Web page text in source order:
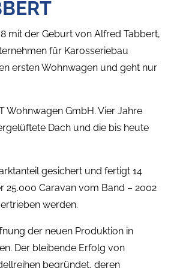
mit der Geburt von Alfred Tabbert,
für Karosseriebau
ersten Wohnwagen und geht nur
Wohnwagen GmbH. Vier Jahre
Dach und die bis heute
gesichert und fertigt 14
25.000 Caravan vom Band – 2002
werden.
der neuen Produktion in
Der bleibende Erfolg von
begründet, deren